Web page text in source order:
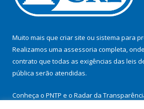
Muito mais que criar site ou sistema para
Realizamos uma assessoria completa,
contrato que todas as exigências das leis
pública serão atendidas.
Conheça o PNTP e o Radar da